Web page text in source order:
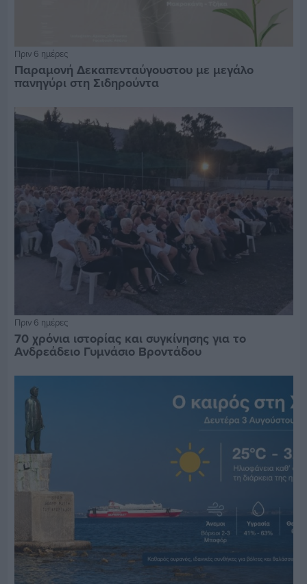
Πριν 6 ημέρες
Παραμονή Δεκαπενταύγουστου με μεγάλο
πανηγύρι στη Σιδηρούντα
Πριν 6 ημέρες
70 χρόνια ιστορίας και συγκίνησης για το
Ανδρεάδειο Γυμνάσιο Βροντάδου